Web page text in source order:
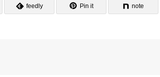
feedly Pin it note